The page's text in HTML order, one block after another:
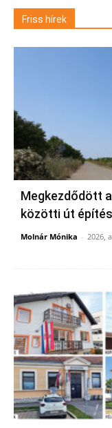
Friss hírek
Megkezdődött
közötti út
Molnár Mónika - 2026,